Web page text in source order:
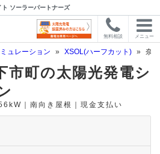
ソーラーパートナーズ
無料相談 メニュー
ュレーション » XSOL(ハーフカット) » 奈
市町の太陽光発電シ
｜南向き屋根｜現金支払い